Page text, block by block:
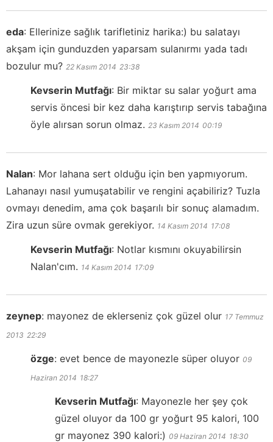
eda: Ellerinize sağlık tarifletiniz harika:) bu salatayı
akşam için gunduzden yaparsam sulanırmı yada tadı
bozulur mu? 22 Kasım 2014 23:38
Kevserin Mutfağı: Bir miktar su salar yoğurt ama
servis öncesi bir kez daha karıştırıp servis tabağına
öyle alırsan sorun olmaz. 23 Kasım 2014 00:19
Nalan: Mor lahana sert olduğu için ben yapmıyorum.
Lahanayı nasıl yumuşatabilir ve rengini açabiliriz? Tuzla
ovmayı denedim, ama çok başarılı bir sonuç alamadım.
Zira uzun süre ovmak gerekiyor. 14 Kasım 2014 17:08
Kevserin Mutfağı: Notlar kısmını okuyabilirsin
Nalan'cım. 14 Kasım 2014 17:09
zeynep: mayonez de eklerseniz çok güzel olur 17 Temmuz
2013 22:29
özge: evet bence de mayonezle süper oluyor 09
Haziran 2014 18:27
Kevserin Mutfağı: Mayonezle her şey çok
güzel oluyor da 100 gr yoğurt 95 kalori, 100
gr mayonez 390 kalori:) 09 Haziran 2014 18:30